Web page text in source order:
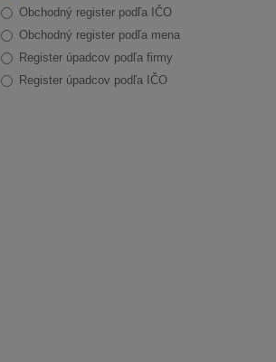
Obchodný register podľa IČO
Obchodný register podľa mena
Register úpadcov podľa firmy
Register úpadcov podľa IČO